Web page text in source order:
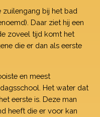
zuilengang bij het bad
Daar ziet hij een
zoveel tijd komt het
die er dan als eerste
en meest
Het water dat
eerste is. Deze man
heeft die er voor kan